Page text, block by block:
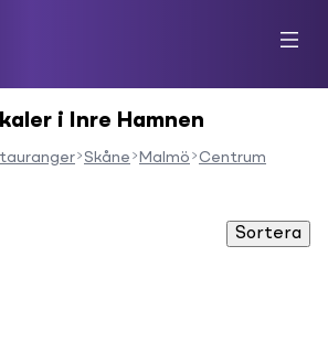
i Inre Hamnen
Skåne Malmö
Centrum
Sortera